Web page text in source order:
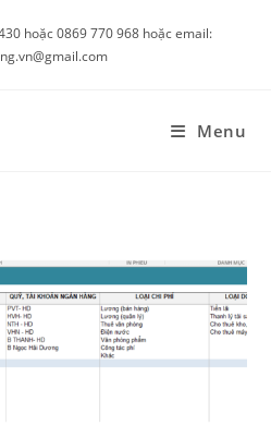
hoặc 0869 770 968 hoặc email:
Menu